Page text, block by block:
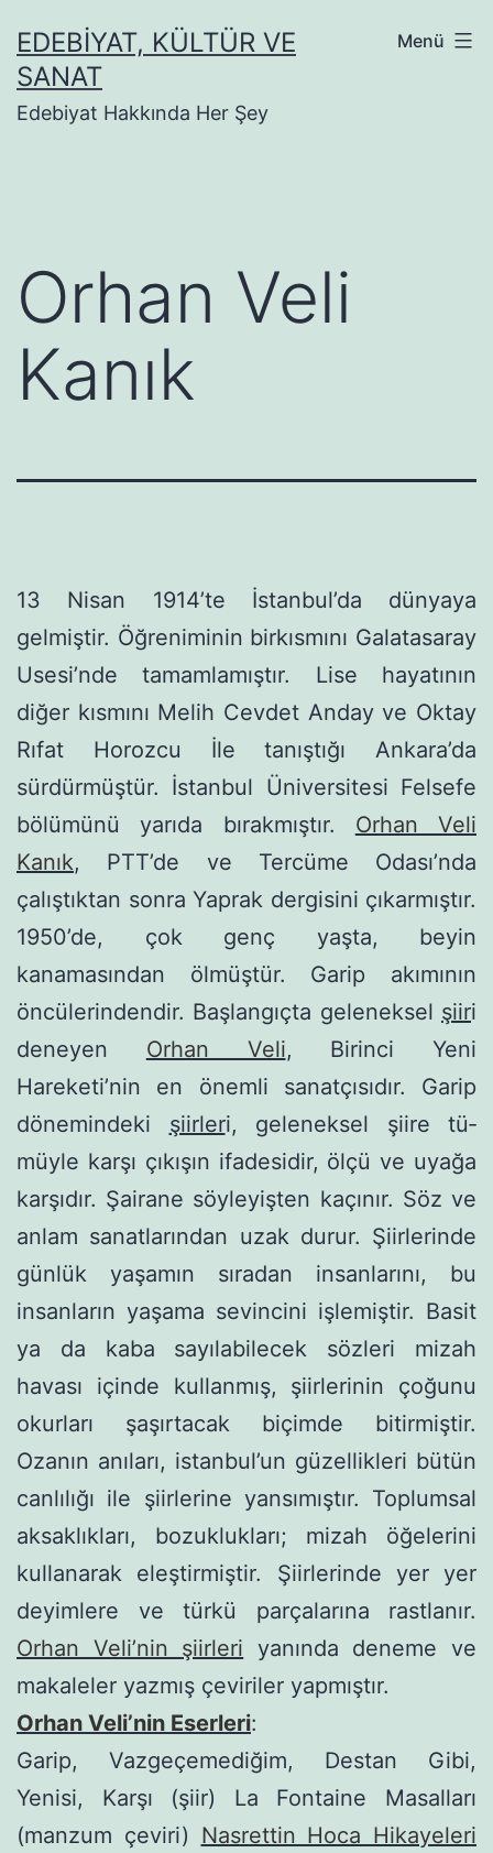
geçEDEBIYAT, KÜLTÜR VE
SANAT
Edebiyat Hakkında Her Şey
Menü
Orhan Veli
Kanık
13 Nisan 1914’te İstanbul’da dünyaya
gelmiştir. Öğreni­minin birkısmını Galatasaray
Usesi’nde tamamlamıştır. Lise hayatının
diğer kısmını Melih Cevdet Anday ve Oktay
Rıfat Horozcu İle tanıştığı Ankara’da
sürdürmüştür. İstanbul Üniver­sitesi Felsefe
bölümünü yarıda bırakmıştır. Orhan Veli
Kanık, PTT’de ve Tercüme Odası’nda
çalıştıktan sonra Yaprak dergisini çıkarmıştır.
1950’de, çok genç yaşta, beyin
kanamasından ölmüştür. Ga­rip akımının
öncülerindendir. Başlangıçta geleneksel şiiri
deneyen Orhan Veli, Birinci Yeni
Hareketi’nin en önemli sanatçısıdır. Garip
dönemindeki şiirleri, geleneksel şiire tü­
müyle karşı çıkışın ifadesidir, ölçü ve uyağa
karşı­dır. Şairane söyleyişten kaçınır. Söz ve
anlam sa­natlarından uzak durur. Şiirlerinde
günlük yaşamın sıradan insanlarını, bu
insanların yaşama sevincini işlemiştir. Basit
ya da kaba sayılabilecek sözleri mizah
havası içinde kullanmış, şiirlerinin çoğunu
okurları şaşırtacak biçimde bitirmiştir.
Ozanın anıları, istanbul’un güzellikleri bütün
canlılığı ile şiirlerine yansımıştır. Toplumsal
aksaklıkları, bozuklukları; mizah öğelerini
kullanarak eleştirmiştir. Şiirlerinde yer yer
deyimlere ve türkü parçalarına rastlanır.
Orhan Veli’nin şiirleri yanında deneme ve
makaleler yazmış çeviriler yapmıştır.
Orhan Veli’nin Eserleri:
Garip, Vazgeçemediğim, Destan Gibi,
Yenisi, Karşı (şiir) La Fontaine Masalları
(manzum çeviri) Nasrettin Hoca Hikayeleri